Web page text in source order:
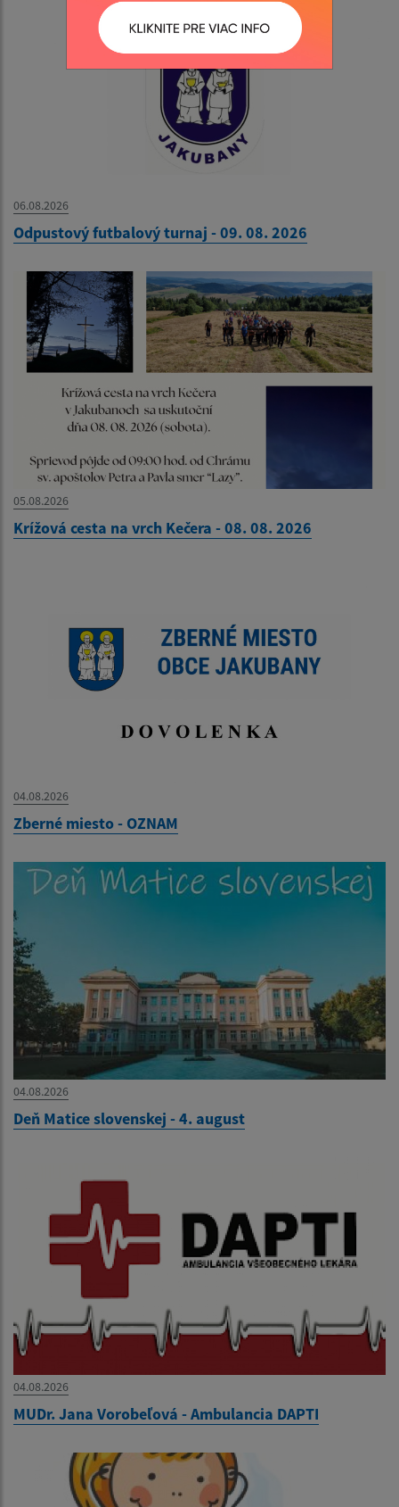
06.08.2026
Odpustový futbalový turnaj - 09. 08. 2026
05.08.2026
Krížová cesta na vrch Kečera - 08. 08. 2026
04.08.2026
Zberné miesto - OZNAM
04.08.2026
Deň Matice slovenskej - 4. august
04.08.2026
MUDr. Jana Vorobeľová - Ambulancia DAPTI